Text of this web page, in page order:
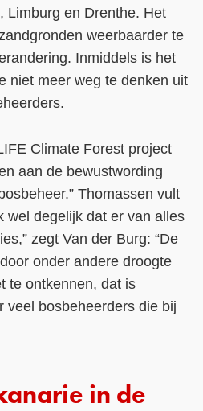
Limburg en Drenthe. Het
weerbaarder te
Inmiddels is het
niet meer weg te denken uit
Climate Forest project
aan de bewustwording
Thomassen vult
wel degelijk dat er van alles
zegt Van der Burg: “De
onder andere droogte
te ontkennen, dat is
veel bosbeheerders die bij
in de